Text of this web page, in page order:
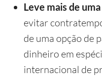
Leve mais de
evitar
de uma opção de
dinheiro em
internacional de